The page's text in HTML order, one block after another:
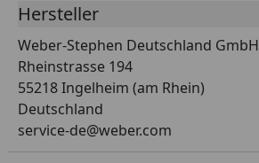
Hersteller
Weber-Stephen Deutschland GmbH
Rheinstrasse 194
55218 Ingelheim (am Rhein)
Deutschland
service-de@weber.com